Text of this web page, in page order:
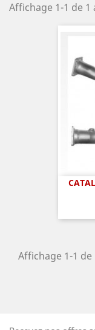
Affichage 1-1 de 1
Affichage 1-1